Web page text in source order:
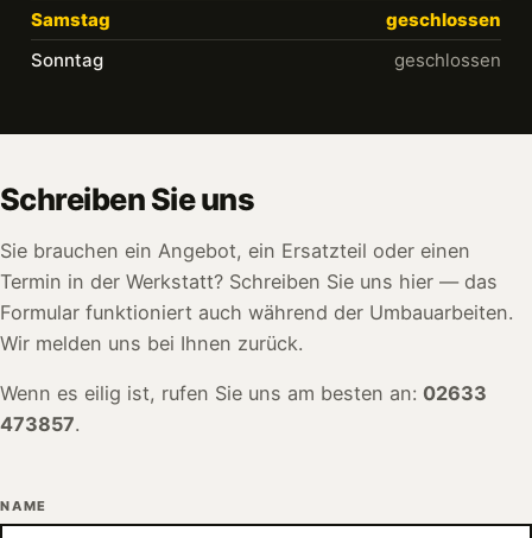
Samstag
geschlossen
Sonntag
geschlossen
Schreiben Sie uns
Sie brauchen ein Angebot, ein Ersatzteil oder einen
Termin in der Werkstatt? Schreiben Sie uns hier — das
Formular funktioniert auch während der Umbauarbeiten.
Wir melden uns bei Ihnen zurück.
Wenn es eilig ist, rufen Sie uns am besten an: 02633
473857.
NAME